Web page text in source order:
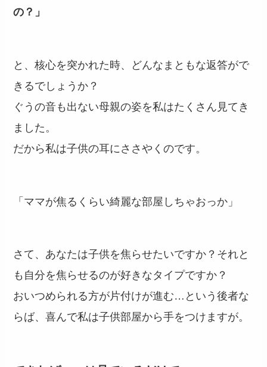
の？」
と、核心を突かれた時、どんなまともな返答がで
きるでしょうか？
ぐうの音も出ない母親の姿を私はたくさん見てき
ました。
だから私は子供の耳にささやくのです。
「ママが焦るくらい綺麗な部屋しちゃおっか」
さて、あなたは子供を焦らせたいですか？それと
も自分を焦らせるのが好きなタイプですか？
おいつめられる方が片付けが進む…という後者な
らば、喜んで私は子供部屋から手をつけますが。